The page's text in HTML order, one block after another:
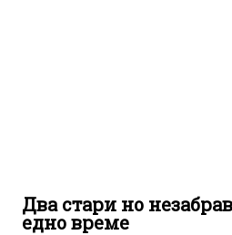
Два стари но
едно време